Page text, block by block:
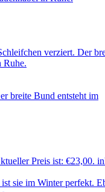
Preis ist: €23,00.